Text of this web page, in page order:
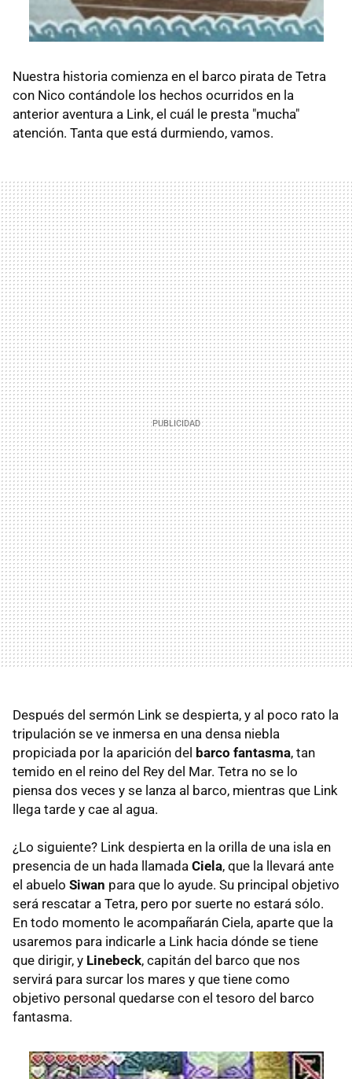
Nuestra historia comienza en el barco pirata de Tetra
con Nico contándole los hechos ocurridos en la
anterior aventura a Link, el cuál le presta "mucha"
atención. Tanta que está durmiendo, vamos.
Después del sermón Link se despierta, y al poco rato la
tripulación se ve inmersa en una densa niebla
propiciada por la aparición del barco fantasma, tan
temido en el reino del Rey del Mar. Tetra no se lo
piensa dos veces y se lanza al barco, mientras que Link
llega tarde y cae al agua.
¿Lo siguiente? Link despierta en la orilla de una isla en
presencia de un hada llamada Ciela, que la llevará ante
el abuelo Siwan para que lo ayude. Su principal objetivo
será rescatar a Tetra, pero por suerte no estará sólo.
En todo momento le acompañarán Ciela, aparte que la
usaremos para indicarle a Link hacia dónde se tiene
que dirigir, y Linebeck, capitán del barco que nos
servirá para surcar los mares y que tiene como
objetivo personal quedarse con el tesoro del barco
fantasma.